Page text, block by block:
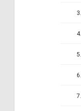
3.
4.
5.
6.
7.